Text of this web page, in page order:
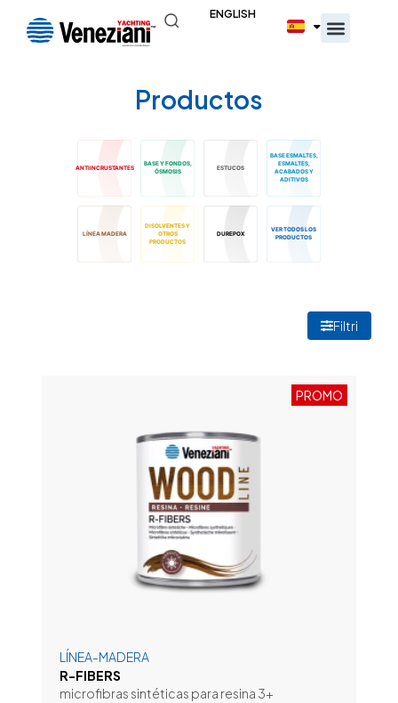
ENGLISH
Productos
ANTIINCRUSTANTES
BASE Y FONDOS,
ÓSMOSIS
ESTUCOS
BASE ESMALTES,
ESMALTES,
ACABADOS Y
ADITIVOS
LÍNEA MADERA
DISOLVENTES Y
OTROS
PRODUCTOS
DUREPOX
VER TODOS LOS
PRODUCTOS
Filtri
PROMO
LÍNEA-MADERA
R-FIBERS
microfibras sintéticas para resina 3+